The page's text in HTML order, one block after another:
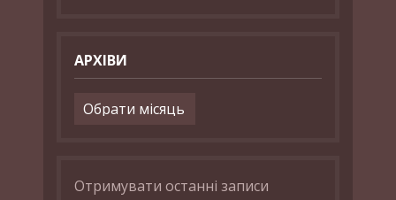
АРХІВИ
Архіви
Отримувати останні записи